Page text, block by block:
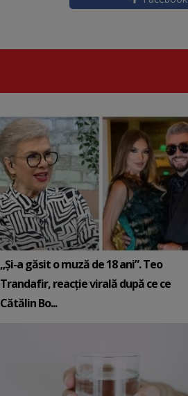
„Și-a găsit o muză de 18 ani”. Teo
Trandafir, reacție virală după ce ce
Cătălin Bo...